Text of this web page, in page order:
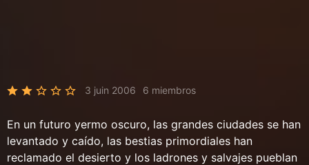
3 juin 2006 6 miembros
En un futuro yermo oscuro, las grandes ciudades se han
levantado y caído, las bestias primordiales han
reclamado el desierto y los ladrones y salvajes pueblan